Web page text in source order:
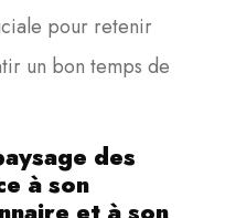
pour retenir
un bon temps de
des
à son